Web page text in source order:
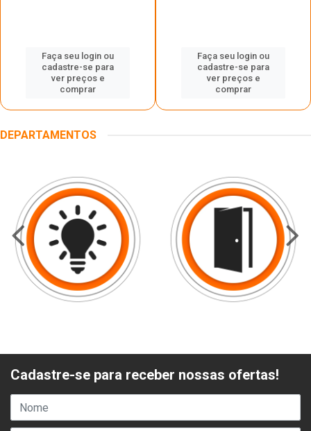
Faça seu login ou
cadastre-se para
ver preços e
comprar
Faça seu login ou
cadastre-se para
ver preços e
comprar
DEPARTAMENTOS
Cadastre-se para receber nossas ofertas!